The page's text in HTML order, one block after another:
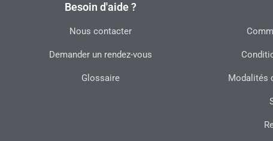
Besoin d'aide ?
Nous contacter
Demander un rendez-vous
Glossaire Modalités